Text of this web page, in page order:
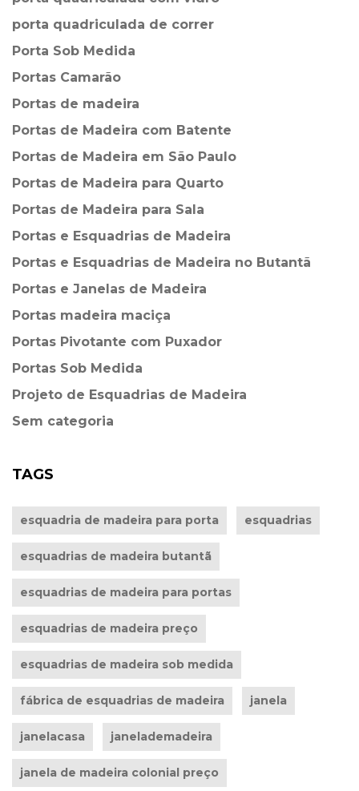
porta quadriculada de correr
Porta Sob Medida
Portas Camarão
Portas de madeira
Portas de Madeira com Batente
Portas de Madeira em São Paulo
Portas de Madeira para Quarto
Portas de Madeira para Sala
Portas e Esquadrias de Madeira
Portas e Esquadrias de Madeira no Butantã
Portas e Janelas de Madeira
Portas madeira maciça
Portas Pivotante com Puxador
Portas Sob Medida
Projeto de Esquadrias de Madeira
Sem categoria
TAGS
esquadria de madeira para porta esquadrias
esquadrias de madeira butantã
esquadrias de madeira para portas
esquadrias de madeira preço
esquadrias de madeira sob medida
fábrica de esquadrias de madeira janela
janelacasa janelademadeira
janela de madeira colonial preço